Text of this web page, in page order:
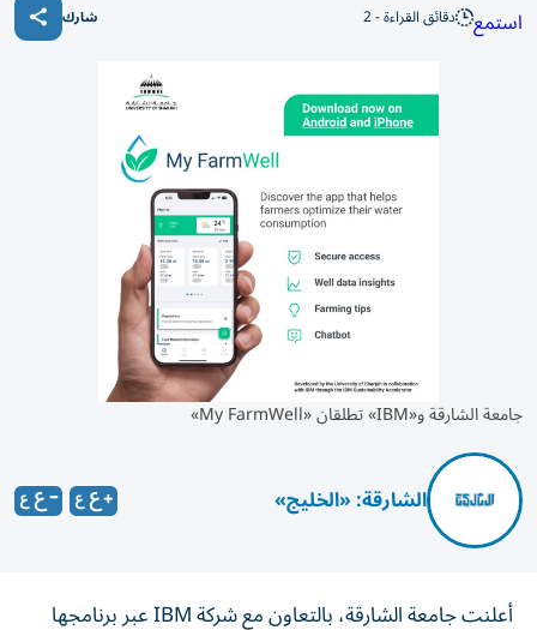
استمع دقائق القراءة - 2 شارك
جامعة الشارقة و«IBM» تطلقان «My FarmWell»
الشارقة: «الخليج»
أعلنت جامعة الشارقة، بالتعاون مع شركة IBM عبر برنامجها